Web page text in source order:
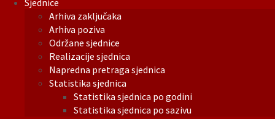
Sjednice
Arhiva zaključaka
Arhiva poziva
Održane sjednice
Realizacije sjednica
Napredna pretraga sjednica
Statistika sjednica
Statistika sjednica po godini
Statistika sjednica po sazivu